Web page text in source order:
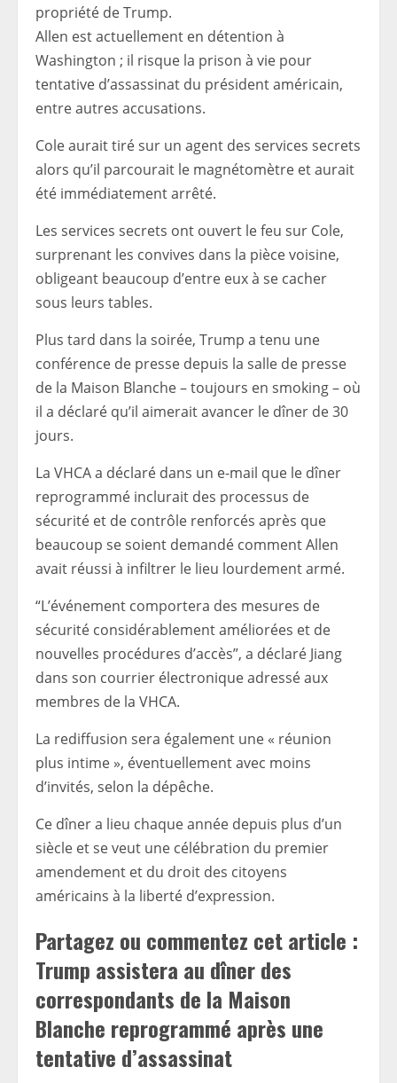
propriété de Trump.
Allen est actuellement en détention à
Washington ; il risque la prison à vie pour
tentative d’assassinat du président américain,
entre autres accusations.
Cole aurait tiré sur un agent des services secrets
alors qu’il parcourait le magnétomètre et aurait
été immédiatement arrêté.
Les services secrets ont ouvert le feu sur Cole,
surprenant les convives dans la pièce voisine,
obligeant beaucoup d’entre eux à se cacher
sous leurs tables.
Plus tard dans la soirée, Trump a tenu une
conférence de presse depuis la salle de presse
de la Maison Blanche – toujours en smoking – où
il a déclaré qu’il aimerait avancer le dîner de 30
jours.
La VHCA a déclaré dans un e-mail que le dîner
reprogrammé inclurait des processus de
sécurité et de contrôle renforcés après que
beaucoup se soient demandé comment Allen
avait réussi à infiltrer le lieu lourdement armé.
“L’événement comportera des mesures de
sécurité considérablement améliorées et de
nouvelles procédures d’accès”, a déclaré Jiang
dans son courrier électronique adressé aux
membres de la VHCA.
La rediffusion sera également une « réunion
plus intime », éventuellement avec moins
d’invités, selon la dépêche.
Ce dîner a lieu chaque année depuis plus d’un
siècle et se veut une célébration du premier
amendement et du droit des citoyens
américains à la liberté d’expression.
Partagez ou commentez cet article :
Trump assistera au dîner des
correspondants de la Maison
Blanche reprogrammé après une
tentative d’assassinat